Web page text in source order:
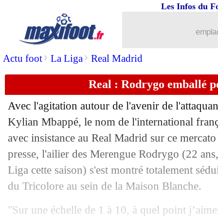
Actu foot> La Liga> Real Madrid
Les Infos du
Real : Rodrygo emballé
Avec l'agitation autour de l'avenir de
Kylian Mbappé, le nom de l'international
avec insistance au Real Madrid sur ce
presse, l'ailier des Merengue Rodrygo (22
Liga cette saison) s'est montré totalement
du Tricolore au sein de la Maison Blanche.
"Sur une échelle de 1 à 10, à quel point
: deux ventes à boucler avant L.
15/06 Amical: un Messi record, l'Argentine
Annecy: le soutien d'Aimé Jacquet
15/06 Bruges: Lang réclame son départ
15/06 Bayern: Musiala ne voit pas
PSG : Hakimi toujours associé au
15/06 FIFA: racisme, une commission
Real : Bellingham justifie son choix